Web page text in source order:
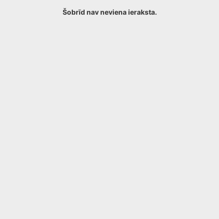
Šobrīd nav neviena ieraksta.